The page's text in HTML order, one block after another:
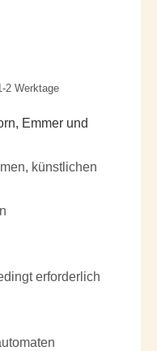
2 Werktage
Emmer und
künstlichen
erforderlich